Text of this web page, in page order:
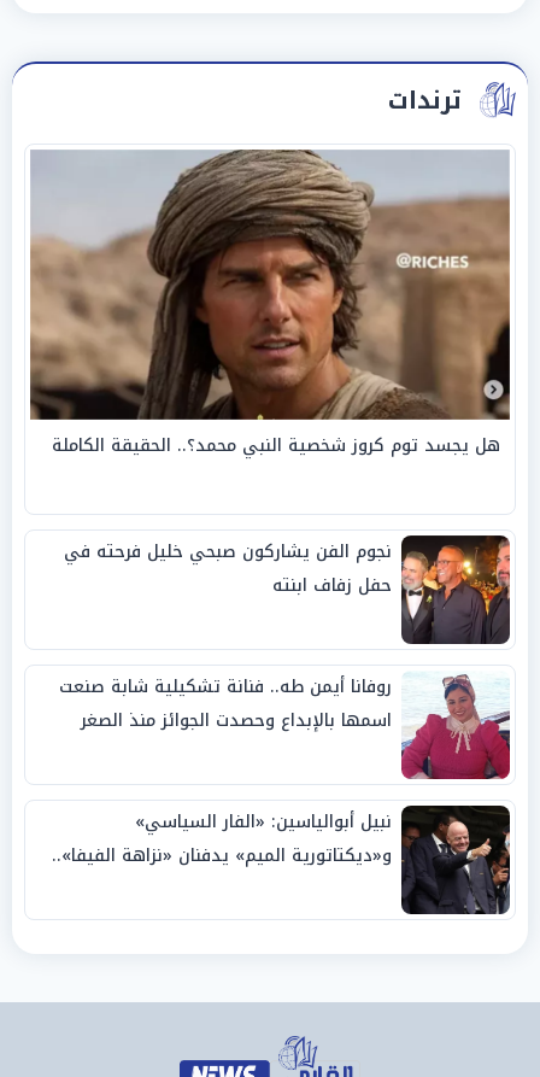
ترندات
هل يجسد توم كروز شخصية النبي محمد؟.. الحقيقة الكاملة
نجوم الفن يشاركون صبحي خليل فرحته في
حفل زفاف ابنته
روفانا أيمن طه.. فنانة تشكيلية شابة صنعت
اسمها بالإبداع وحصدت الجوائز منذ الصغر
نبيل أبوالياسين: «الفار السياسي»
و«ديكتاتورية الميم» يدفنان «نزاهة الفيفا»..